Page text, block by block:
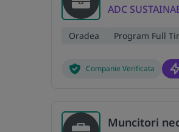
ADC
Oradea Program Full
Companie Verificata
Muncitori